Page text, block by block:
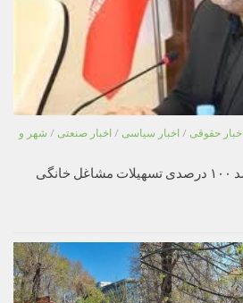
اخبار حقوقی / اخبار سیاسی / اخبار صنعتی / شهر و
فرماندار تربت‌حیدریه از رشد ۱۰۰ درصدی تسهیلات مشاغل خانگی